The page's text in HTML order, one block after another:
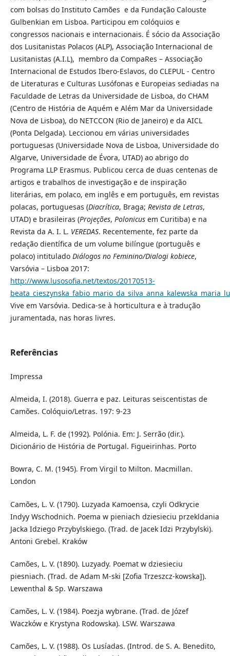
com bolsas do Instituto Camões e da Fundação Calouste
Gulbenkian em Lisboa. Participou em colóquios e
congressos nacionais e internacionais. É sócio da Associação
dos Lusitanistas Polacos (ALP), Associação Internacional de
Lusitanistas (A.I.L), membro da CompaRes – Associação
Internacional de Estudos Ibero-Eslavos, do CLEPUL - Centro
de Literaturas e Culturas Lusófonas e Europeias sediadas na
Faculdade de Letras da Universidade de Lisboa, do CHAM
(Centro de História de Aquém e Além Mar da Universidade
Nova de Lisboa), do NETCCON (Rio de Janeiro) e da AICL
(Ponta Delgada). Leccionou em várias universidades
portuguesas (Universidade Nova de Lisboa, Universidade do
Algarve, Universidade de Évora, UTAD) ao abrigo do
Programa LLP Erasmus. Publicou cerca de duas centenas de
artigos e trabalhos de investigação e de inspiração
literárias, em polaco, em inglês e em português, em revistas
polacas, portuguesas (Diacrítica, Braga; Revista de Letras,
UTAD) e brasileiras (Projeções, Polonicusem Curitiba) e na
Revista da A. I. L. VEREDAS. Recentemente, fez parte da
redação dientífica de um volume bilíngue (português e
polaco) intitulado Diálogos no Feminino/Dialogi kobiece,
Varsóvia – Lisboa 2017:
http://www.lusosofia.net/textos/20170513-
Vive em Varsóvia. Dedica-se à horticultura e à tradução
juramentada, nas horas livres.
Referências
Impressa
Almeida, I. (2018). Guerra e paz. Leituras seiscentistas de
Camões. Colóquio/Letras. 197: 9-23
Almeida, L. F. de (1992). Polónia. Em: J. Serrão (dir.).
Dicionário de História de Portugal. Figueirinhas. Porto
Bowra, C. M. (1945). From Virgil to Milton. Macmillan.
London
Camões, L. V. (1790). Luzyada Kamoensa, czyli Odkrycie
Indyy Wschodnich. Poema w pieniach dziesieciu przekldania
Jacka Idziego Przybylskiego. (Trad. de Jacek Idzi Przybylski).
Antoni Grebel. Kraków
Camões, L. V. (1890). Luzyady. Poemat w dziesieciu
piesniach. (Trad. de Adam M-ski [Zofia Trzeszcz-kowska]).
Lewenthal & Sp. Warszawa
Camões, L. V. (1984). Poezja wybrane. (Trad. de Józef
Waczków e Krystyna Rodowska). LSW. Warszawa
Camões, L. V. (1988). Os Lusíadas. (Introd. de S. A. Benedito,